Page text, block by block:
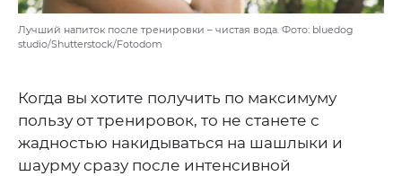
Лучший напиток после тренировки – чистая вода. Фото: bluedog
studio/Shutterstock/Fotodom
Когда вы хотите получить по максимуму
пользу от тренировок, то не станете с
жадностью накидываться на шашлыки и
шаурму сразу после интенсивной